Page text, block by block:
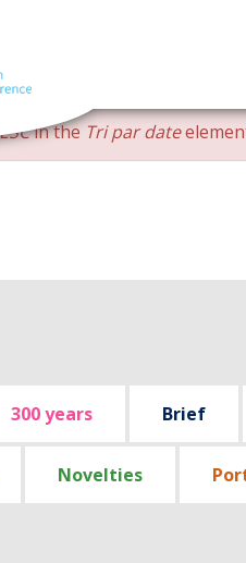
in theTri par date
300 years Brief
Novelties